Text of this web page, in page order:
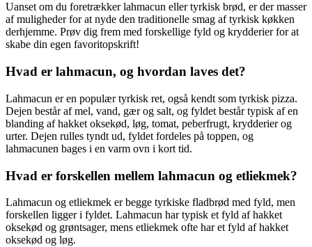
Uanset om du foretrækker lahmacun eller tyrkisk brød, er der masser
af muligheder for at nyde den traditionelle smag af tyrkisk køkken
derhjemme. Prøv dig frem med forskellige fyld og krydderier for at
skabe din egen favoritopskrift!
Hvad er lahmacun, og hvordan laves det?
Lahmacun er en populær tyrkisk ret, også kendt som tyrkisk pizza.
Dejen består af mel, vand, gær og salt, og fyldet består typisk af en
blanding af hakket oksekød, løg, tomat, peberfrugt, krydderier og
urter. Dejen rulles tyndt ud, fyldet fordeles på toppen, og
lahmacunen bages i en varm ovn i kort tid.
Hvad er forskellen mellem lahmacun og etliekmek?
Lahmacun og etliekmek er begge tyrkiske fladbrød med fyld, men
forskellen ligger i fyldet. Lahmacun har typisk et fyld af hakket
oksekød og grøntsager, mens etliekmek ofte har et fyld af hakket
oksekød og løg.